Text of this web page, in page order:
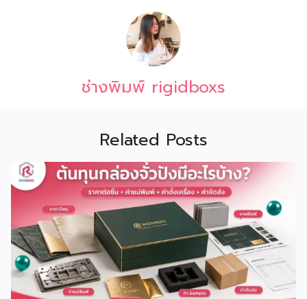
ช่างพิมพ์ rigidboxs
Related Posts